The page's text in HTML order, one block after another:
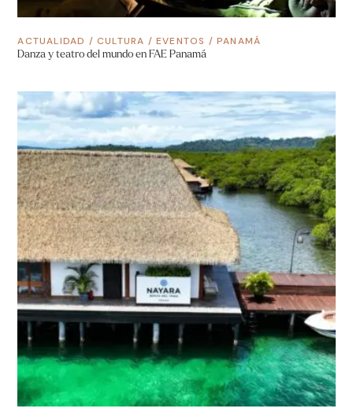
ACTUALIDAD /CULTURA /EVENTOS /PANAMÁ
Danza y teatro del mundo en FAE Panamá